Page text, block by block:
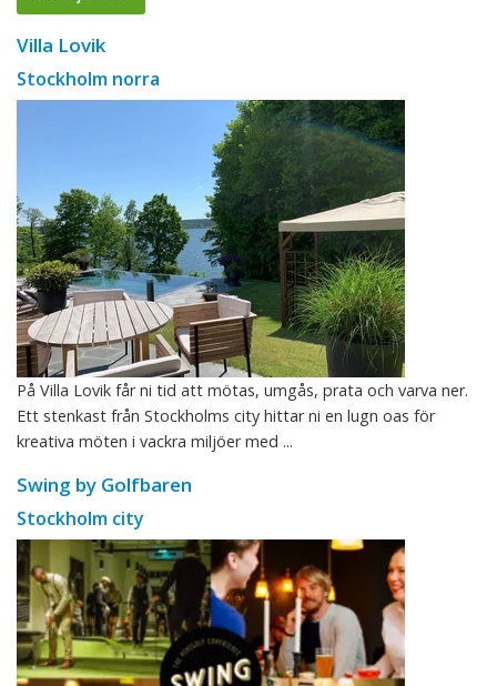
Villa Lovik
Stockholm norra
På Villa Lovik får ni tid att mötas, umgås, prata och varva ner.
Ett stenkast från Stockholms city hittar ni en lugn oas för
kreativa möten i vackra miljöer med ...
Swing by Golfbaren
Stockholm city